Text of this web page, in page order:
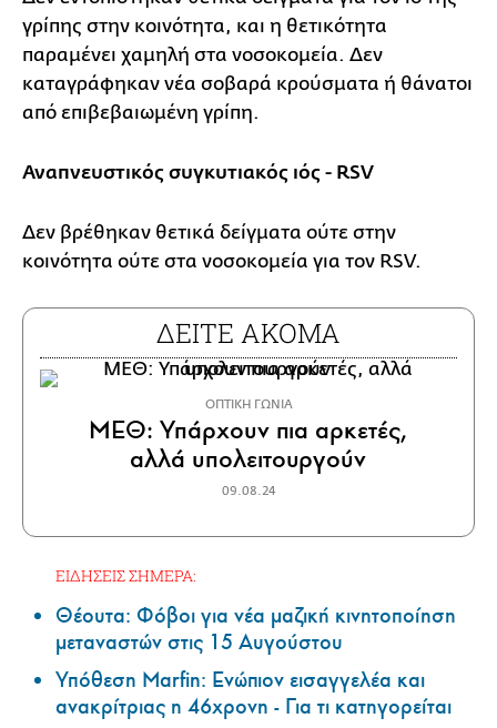
γρίπης στην κοινότητα, και η θετικότητα
παραμένει χαμηλή στα νοσοκομεία. Δεν
καταγράφηκαν νέα σοβαρά κρούσματα ή θάνατοι
από επιβεβαιωμένη γρίπη.
Αναπνευστικός συγκυτιακός ιός - RSV
Δεν βρέθηκαν θετικά δείγματα ούτε στην
κοινότητα ούτε στα νοσοκομεία για τον RSV.
ΔΕΙΤΕ ΑΚΟΜΑ
ΟΠΤΙΚΗ ΓΩΝΙΑ
ΜΕΘ: Υπάρχουν πια αρκετές,
αλλά υπολειτουργούν
09.08.24
ΕΙΔΗΣΕΙΣ ΣΗΜΕΡΑ:
Θέουτα: Φόβοι για νέα μαζική κινητοποίηση
μεταναστών στις 15 Αυγούστου
Υπόθεση Marfin: Ενώπιον εισαγγελέα και
ανακρίτριας η 46χρονη - Για τι κατηγορείται